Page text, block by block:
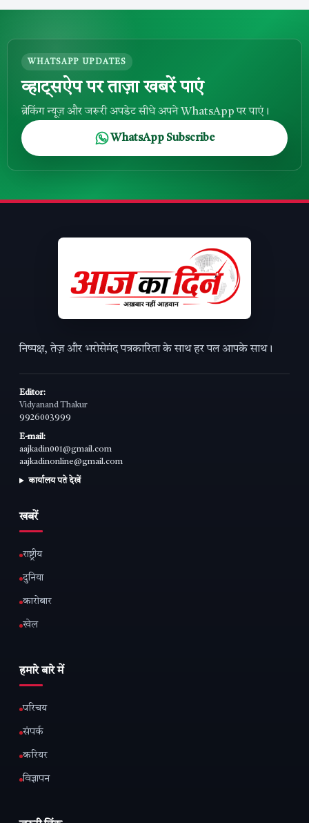
WHATSAPP UPDATES
व्हाट्सऐप पर ताज़ा खबरें पाएं
ब्रेकिंग न्यूज़ और जरूरी अपडेट सीधे अपने WhatsApp पर पाएं।
WhatsApp Subscribe
निष्पक्ष, तेज़ और भरोसेमंद पत्रकारिता के साथ हर पल आपके साथ।
Editor:
Vidyanand Thakur
9926003999
E-mail:
aajkadin001@gmail.com
aajkadinonline@gmail.com
कार्यालय पते देखें
खबरें
राष्ट्रीय
दुनिया
कारोबार
खेल
हमारे बारे में
परिचय
संपर्क
करियर
विज्ञापन